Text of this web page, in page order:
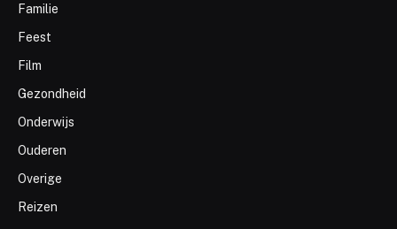
Familie
Feest
Film
Gezondheid
Onderwijs
Ouderen
Overige
Reizen